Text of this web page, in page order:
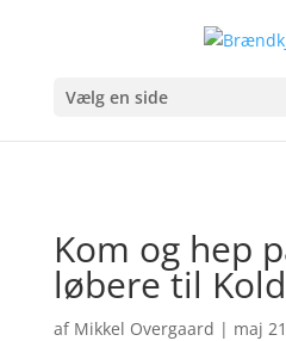
Vælg en side
Kom og hep
løbere til
af Mikkel Overgaard | maj